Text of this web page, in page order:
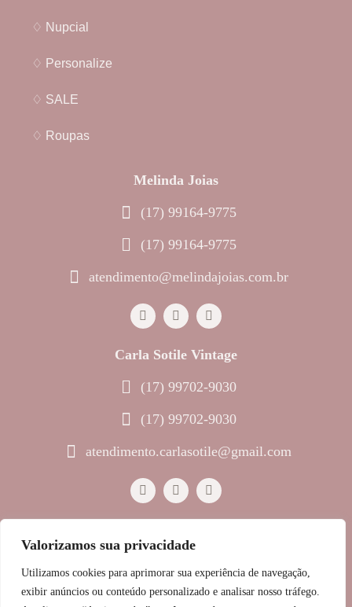
Valorizamos sua privacidade
Utilizamos cookies para aprimorar sua experiência de navegação,
exibir anúncios ou conteúdo personalizado e analisar nosso tráfego.
♢ Nupcial
♢ Personalize
♢ SALE
♢ Roupas
Melinda Joias
(17) 99164-9775
(17) 99164-9775
atendimento@melindajoias.com.br
Carla Sotile Vintage
(17) 99702-9030
(17) 99702-9030
atendimento.carlasotile@gmail.com
© 2023 Melinda Joias • Todos os direitos reservados
Política de Privacidade